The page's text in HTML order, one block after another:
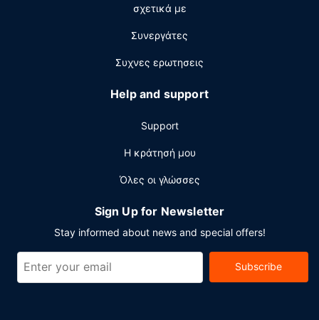
στεγνοκαθαριστηρίου/πλυντηρίων, ρεσεψιόν όλο το
24ωρο και αποθήκευση αποσκευών. Αυτό το ξενοδοχείο
διαθέτει 4 αίθουσες κατάλληλες για εκδηλώσεις. Στους
σχετικά με
Συνεργάτες
Συχνες ερωτησεις
Help and support
Support
Η κράτησή μου
Όλες οι γλώσσες
Sign Up for Newsletter
Stay informed about news and special offers!
Subscribe